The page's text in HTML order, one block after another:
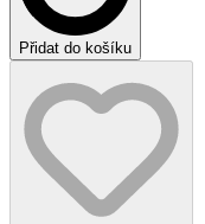
Přidat do košíku